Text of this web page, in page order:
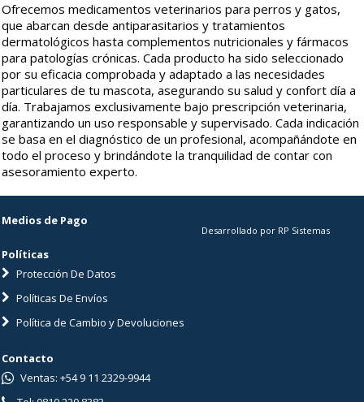
Ofrecemos medicamentos veterinarios para perros y gatos,
que abarcan desde antiparasitarios y tratamientos
dermatológicos hasta complementos nutricionales y fármacos
para patologías crónicas. Cada producto ha sido seleccionado
por su eficacia comprobada y adaptado a las necesidades
particulares de tu mascota, asegurando su salud y confort día a
día. Trabajamos exclusivamente bajo prescripción veterinaria,
garantizando un uso responsable y supervisado. Cada indicación
se basa en el diagnóstico de un profesional, acompañándote en
todo el proceso y brindándote la tranquilidad de contar con
asesoramiento experto.
Medios de Pago
Políticas
Protección De Datos
Políticas De Envíos
Política de Cambio y Devoluciones
Desarrollado por RP Sistemas
Contacto
Ventas: +54 9 11 2329-9944